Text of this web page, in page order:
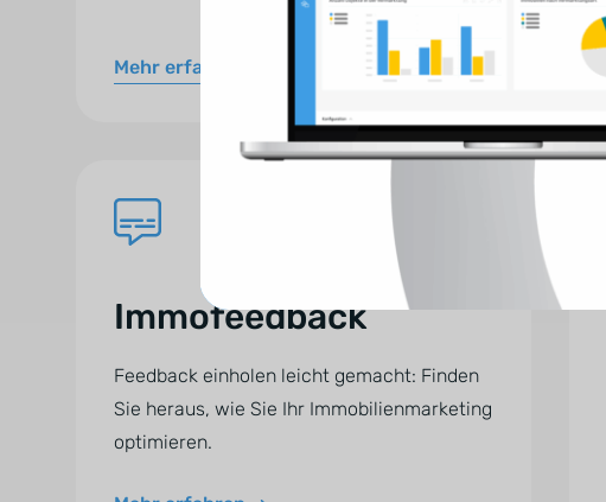
Mehr erfahren
Immofeedback
Feedback einholen leicht gemacht: Finden
Sie heraus, wie Sie Ihr Immobilienmarketing
optimieren.